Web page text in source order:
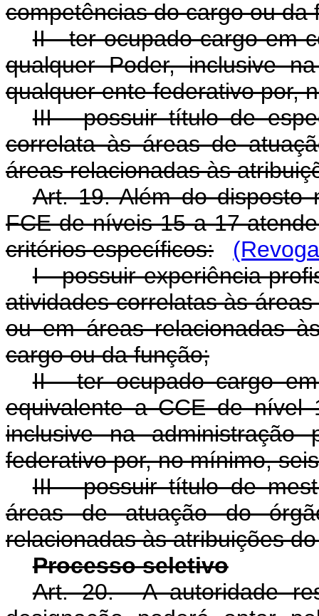
competências do cargo ou da
II - ter ocupado cargo em
qualquer Poder, inclusive
qualquer ente federativo por,
III - possuir título de
correlata às áreas de
áreas relacionadas às
Art. 19. Além do disposto
FCE de níveis 15 a 17
critérios específicos:
I - possuir experiência
atividades correlatas às
ou em áreas relacionadas
cargo ou da função;
II - ter ocupado cargo
equivalente a CCE de nível
inclusive na administração
federativo por, no mínimo,
III - possuir título de
áreas de atuação do
relacionadas às atribuições
Processo seletivo
Art. 20. A autoridade